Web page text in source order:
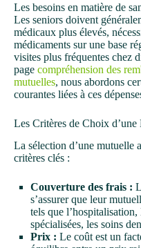
Les besoins en matière de
Les seniors doivent
médicaux plus élevés,
médicaments sur une base
visites plus fréquentes chez
page compréhension des
mutuelles, nous abordons
courantes liées à ces
Les Critères de Choix
La sélection d’une mutuelle
critères clés :
Couverture des frais :
s’assurer que leur
tels que
spécialisées, les soins
Prix : Le coût est un